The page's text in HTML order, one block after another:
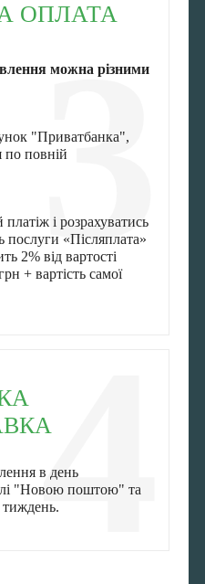
3
ОПЛАТА
можна різними
"Приватбанка",
повній
і розрахуватись
послуги «Післяплата»
2% від вартості
+ вартість самої
4
в день
"Новою поштою" та